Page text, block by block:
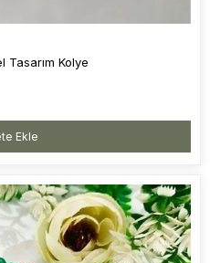
Tasarım Kolye
Ekle